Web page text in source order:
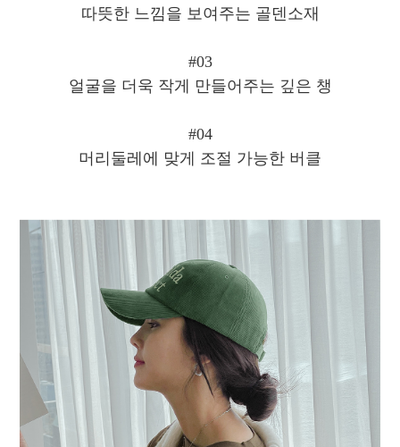
따뜻한 느낌을 보여주는 골덴소재
#03
얼굴을 더욱 작게 만들어주는 깊은 챙
#04
머리둘레에 맞게 조절 가능한 버클